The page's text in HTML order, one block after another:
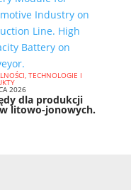
TECHNOLOGIE I
2026
dla produkcji
litowo-jonowych.